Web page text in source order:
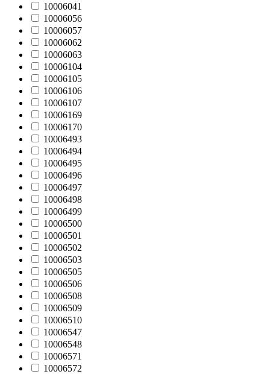
10006041
10006056
10006057
10006062
10006063
10006104
10006105
10006106
10006107
10006169
10006170
10006493
10006494
10006495
10006496
10006497
10006498
10006499
10006500
10006501
10006502
10006503
10006505
10006506
10006508
10006509
10006510
10006547
10006548
10006571
10006572